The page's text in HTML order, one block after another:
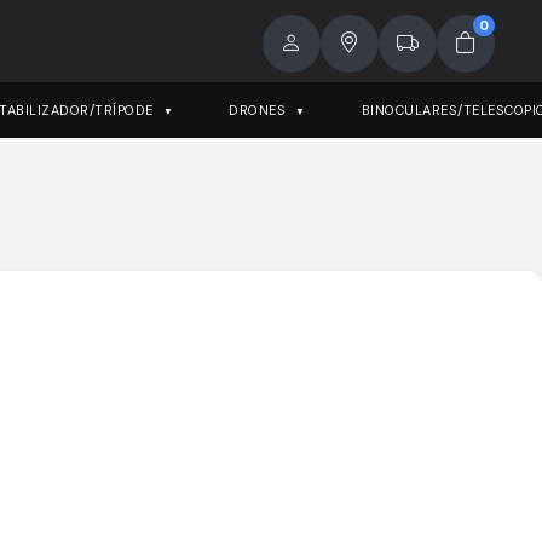
0
TRÍPODE DRONES BINOCULARES/